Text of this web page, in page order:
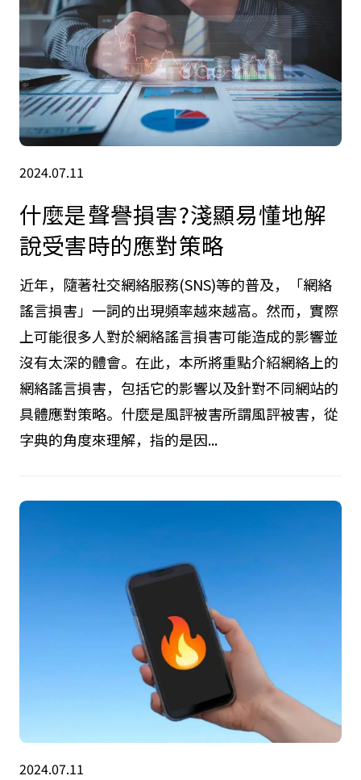
2024.07.11
什麼是聲譽損害?淺顯易懂地解
說受害時的應對策略
近年，隨著社交網絡服務(SNS)等的普及，「網絡
謠言損害」一詞的出現頻率越來越高。然而，實際
上可能很多人對於網絡謠言損害可能造成的影響並
沒有太深的體會。在此，本所將重點介紹網絡上的
網絡謠言損害，包括它的影響以及針對不同網站的
具體應對策略。什麼是風評被害所謂風評被害，從
字典的角度來理解，指的是因...
2024.07.11